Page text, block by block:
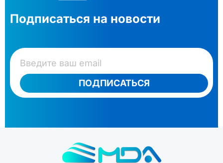
Подписаться на новости
ПОДПИСАТЬСЯ